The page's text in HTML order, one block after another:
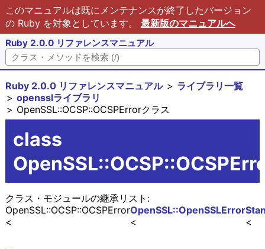
このマニュアルは既にメンテナンスが終了したバージョン
の Ruby を対象としています。 最新版のマニュアルへ
Ruby 2.0.0 リファレンスマニュアル
Ruby 2.0.0 リファレンスマニュアル
ライブラリ一覧
opensslライブラリ
OpenSSL::OCSP::OCSPErrorクラス
class
クラス・モジュールの継承リスト:
OpenSSL::OpenSSLError
OpenSSL::OCSP::OCSPError